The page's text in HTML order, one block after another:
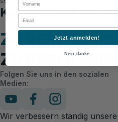
Könner & Söhnen -
Folgen Sie uns in den sozialen
Medien:
Wir verbessern ständig
Email
Jetzt anmelden!
Nein, danke